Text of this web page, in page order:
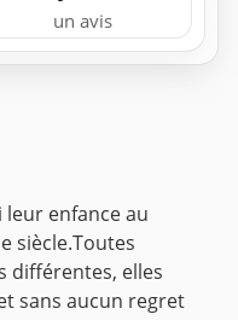
un avis
enfance au
siècle.Toutes
différentes, elles
sans aucun regret